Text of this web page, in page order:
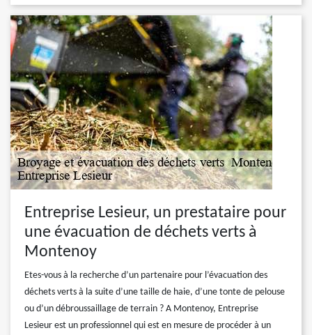
Entreprise Lesieur, un prestataire pour
une évacuation de déchets verts à
Montenoy
Etes-vous à la recherche d’un partenaire pour l’évacuation des
déchets verts à la suite d’une taille de haie, d’une tonte de pelouse
ou d’un débroussaillage de terrain ? A Montenoy, Entreprise
Lesieur est un professionnel qui est en mesure de procéder à un